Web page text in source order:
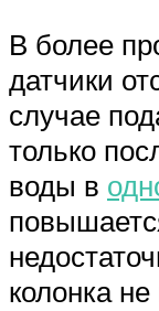
В более
датчики
случае
только
воды в
колонка